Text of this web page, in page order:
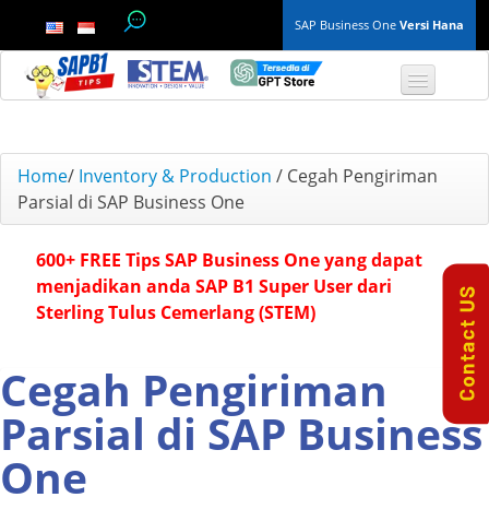
SAP Business One Versi Hana
TOP 10 B1 TIPS
General
Finance & Accounting
Inventory & Production
Project Management
Home/ Inventory & Production / Cegah Pengiriman
Parsial di SAP Business One
600+ FREE Tips SAP Business One yang dapat
menjadikan anda SAP B1 Super User dari
Sterling Tulus Cemerlang (STEM)
Cegah Pengiriman
Parsial di SAP Business
One